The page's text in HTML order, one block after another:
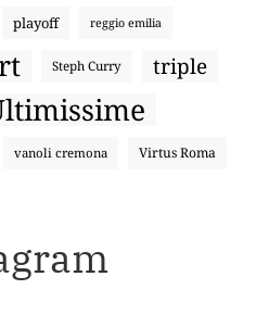
playoff reggio emilia
Steph Curry triple
vanoli cremona Virtus Roma